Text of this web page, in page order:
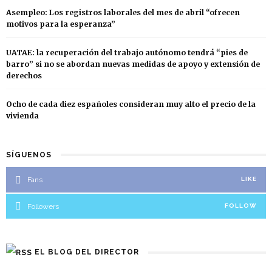
Asempleo: Los registros laborales del mes de abril “ofrecen
motivos para la esperanza”
UATAE: la recuperación del trabajo autónomo tendrá “pies de
barro” si no se abordan nuevas medidas de apoyo y extensión de
derechos
Ocho de cada diez españoles consideran muy alto el precio de la
vivienda
SÍGUENOS
Fans LIKE
Followers FOLLOW
EL BLOG DEL DIRECTOR